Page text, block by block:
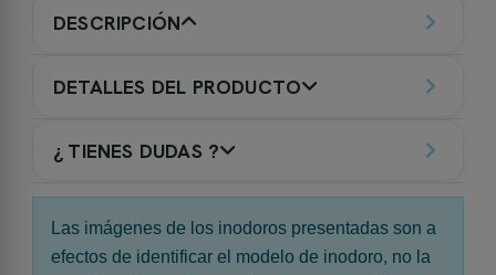
DESCRIPCIÓN
DETALLES DEL PRODUCTO
¿ TIENES DUDAS ?
Las imágenes de los inodoros presentadas son a
efectos de identificar el modelo de inodoro, no la